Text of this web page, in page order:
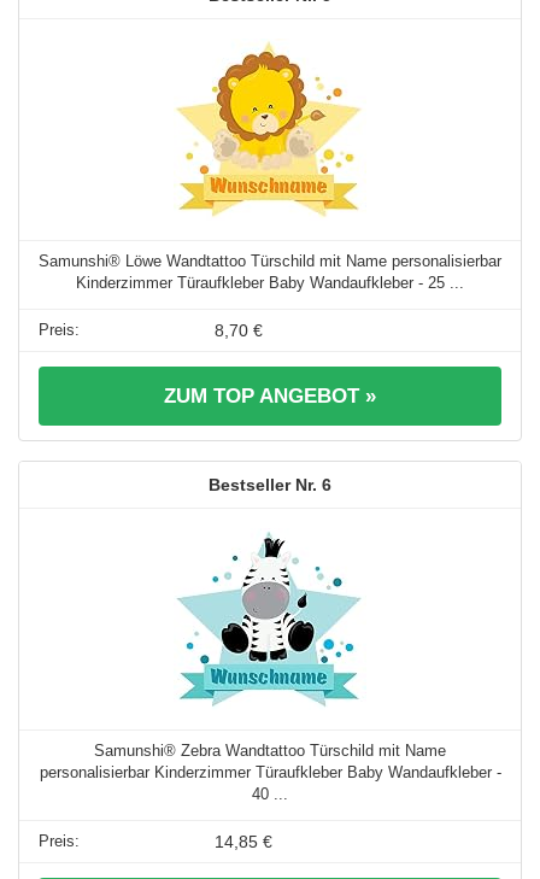
Samunshi® Löwe Wandtattoo Türschild mit Name personalisierbar
Kinderzimmer Türaufkleber Baby Wandaufkleber - 25 ...
8,70 €
ZUM TOP ANGEBOT »
6
Samunshi® Zebra Wandtattoo Türschild mit Name
personalisierbar Kinderzimmer Türaufkleber Baby Wandaufkleber -
40 ...
14,85 €